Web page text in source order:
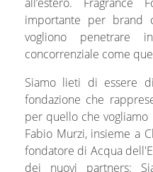
importante per brand
vogliono penetrare
concorrenziale come
Siamo lieti di essere
fondazione che
per quello che vogliamo
Fabio Murzi, insieme a
fondatore di Acqua
dei nuovi partners: